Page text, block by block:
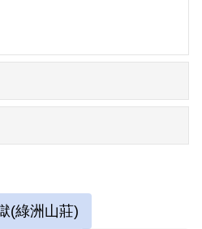
，並擬自任書記，拉
訓練作戰發展司令部以
2條第3項「共同預備
府」判處有期徒刑12
開釋。
(綠洲山莊)